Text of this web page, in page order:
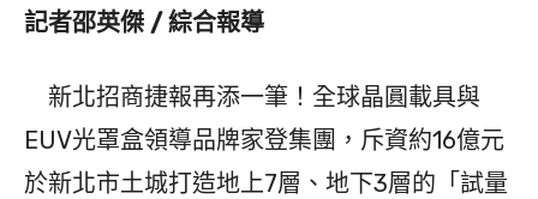
記者邵英傑 / 綜合報導
新北招商捷報再添一筆！全球晶圓載具與
EUV光罩盒領導品牌家登集團，斥資約16億元
於新北市土城打造地上7層、地下3層的「試量